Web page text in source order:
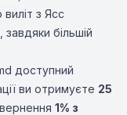
з Ясс
більшій
доступний
ви отримуєте 25
1% з